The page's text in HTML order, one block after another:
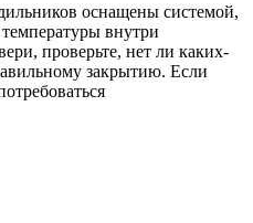
оснащены системой,
внутри
проверьте, нет ли каких-
закрытию. Если